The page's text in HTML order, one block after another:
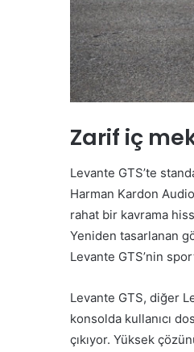
Zarif iç
Levante GTS’te
Harman Kardon
rahat bir kavrama
Yeniden tasarlanan
Levante GTS’nin
Levante GTS, diğer
konsolda kullanıcı
çıkıyor. Yüksek